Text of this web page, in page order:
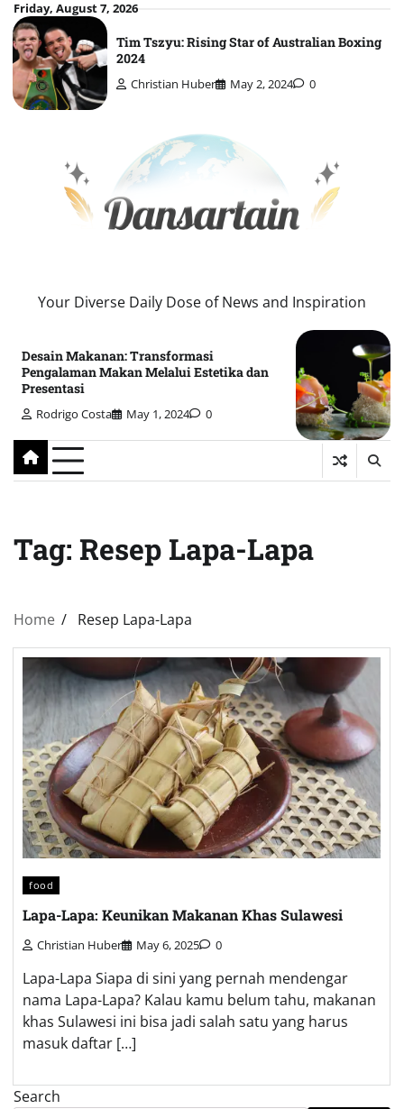
Skip
to
content
Friday, August 7, 2026
Tim Tszyu: Rising Star of Australian Boxing
2024
Christian Huber May 2, 2024 0
Your Diverse Daily Dose of News and Inspiration
Desain Makanan: Transformasi
Pengalaman Makan Melalui Estetika dan
Presentasi
Rodrigo Costa May 1, 2024 0
Tag: Resep Lapa-Lapa
Home Resep Lapa-Lapa
food
Lapa-Lapa: Keunikan Makanan Khas Sulawesi
Christian Huber May 6, 2025 0
Lapa-Lapa Siapa di sini yang pernah mendengar
nama Lapa-Lapa? Kalau kamu belum tahu, makanan
khas Sulawesi ini bisa jadi salah satu yang harus
masuk daftar […]
Search